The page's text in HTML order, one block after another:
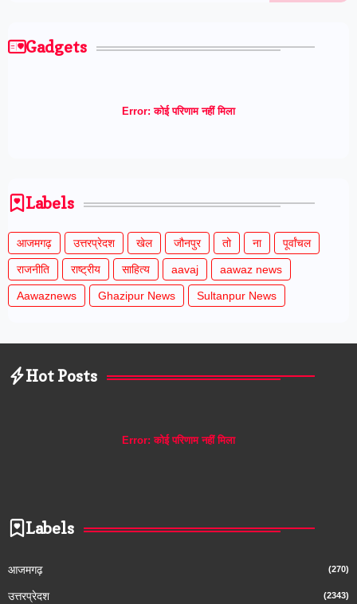
Gadgets
Error: कोई परिणाम नहीं मिला
Labels
आजमगढ़ उत्तरप्रेदश खेल जौनपुर तो ना पूर्वांचल
राजनीति राष्ट्रीय साहित्य aavaj aawaz news
Aawaznews Ghazipur News Sultanpur News
Hot Posts
Error: कोई परिणाम नहीं मिला
Labels
आजमगढ़ (270)
उत्तरप्रेदश (2343)